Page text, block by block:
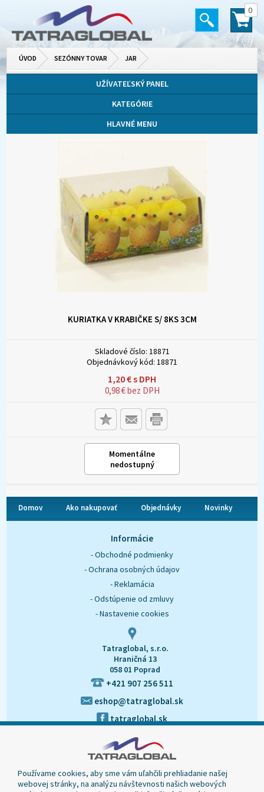
0
ÚVOD SEZÓNNY TOVAR JAR
UŽÍVATEĽSKÝ PANEL
KATEGÓRIE
HLAVNÉ MENU
KURIATKA V KRABIČKE S/ 8KS 3CM
Skladové číslo: 18871
Objednávkový kód: 18871
1,20€s DPH
0,98€bez DPH
Momentálne
nedostupný
Domov Ako nakupovať Objednávky Novinky
Informácie
- Obchodné podmienky
- Ochrana osobných údajov
- Reklamácia
- Odstúpenie od zmluvy
- Nastavenie cookies
Tatraglobal, s.r.o.
Hraničná 13
058 01 Poprad
+421 907 256 511
eshop@tatraglobal.sk
tatraglobal.sk
Používame cookies, aby sme vám uľahčili prehliadanie našej
webovej stránky, na analýzu návštevnosti našich webových